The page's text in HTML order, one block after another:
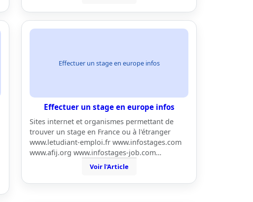
Effectuer un stage en europe infos
Effectuer un stage en europe infos
Sites internet et organismes permettant de
trouver un stage en France ou à l'étranger
www.letudiant-emploi.fr www.infostages.com
www.afij.org www.infostages-job.com…
Voir l'Article